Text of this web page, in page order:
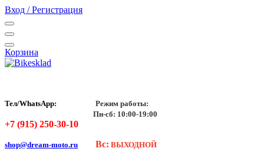
Вход / Регистрация
Корзина
Тел/WhatsApp:
Режим работы:
Пн-сб: 10:00-19:00
+7 (915) 250-30-10
shop@dream-moto.ru Вс: ВЫХОДНОЙ